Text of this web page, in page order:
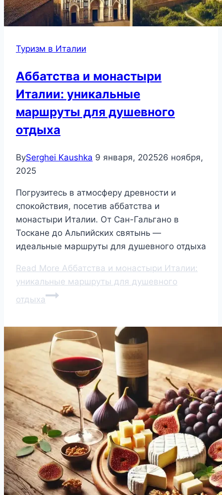
Туризм в Италии
Аббатства и монастыри
Италии: уникальные
маршруты для душевного
отдыха
BySerghei Kaushka 9 января, 202526 ноября,
2025
Погрузитесь в атмосферу древности и
спокойствия, посетив аббатства и
монастыри Италии. От Сан-Гальгано в
Тоскане до Альпийских святынь —
идеальные маршруты для душевного отдыха
Read More Аббатства и монастыри Италии:
уникальные маршруты для душевного
отдыха